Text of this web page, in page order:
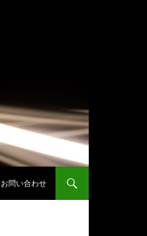
お問い合わせ